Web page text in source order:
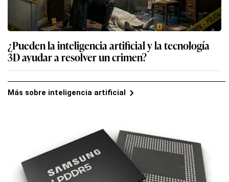
¿Pueden la inteligencia artificial y la tecnología
3D ayudar a resolver un crimen?
Más sobre inteligencia artificial